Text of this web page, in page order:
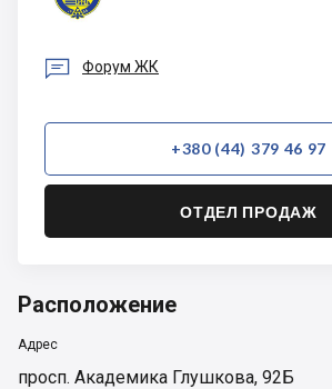
 Форум ЖК
+380 (44) 379 46 97
ОТДЕЛ ПРОДАЖ
Расположение
Адрес
просп. Академика Глушкова, 92Б